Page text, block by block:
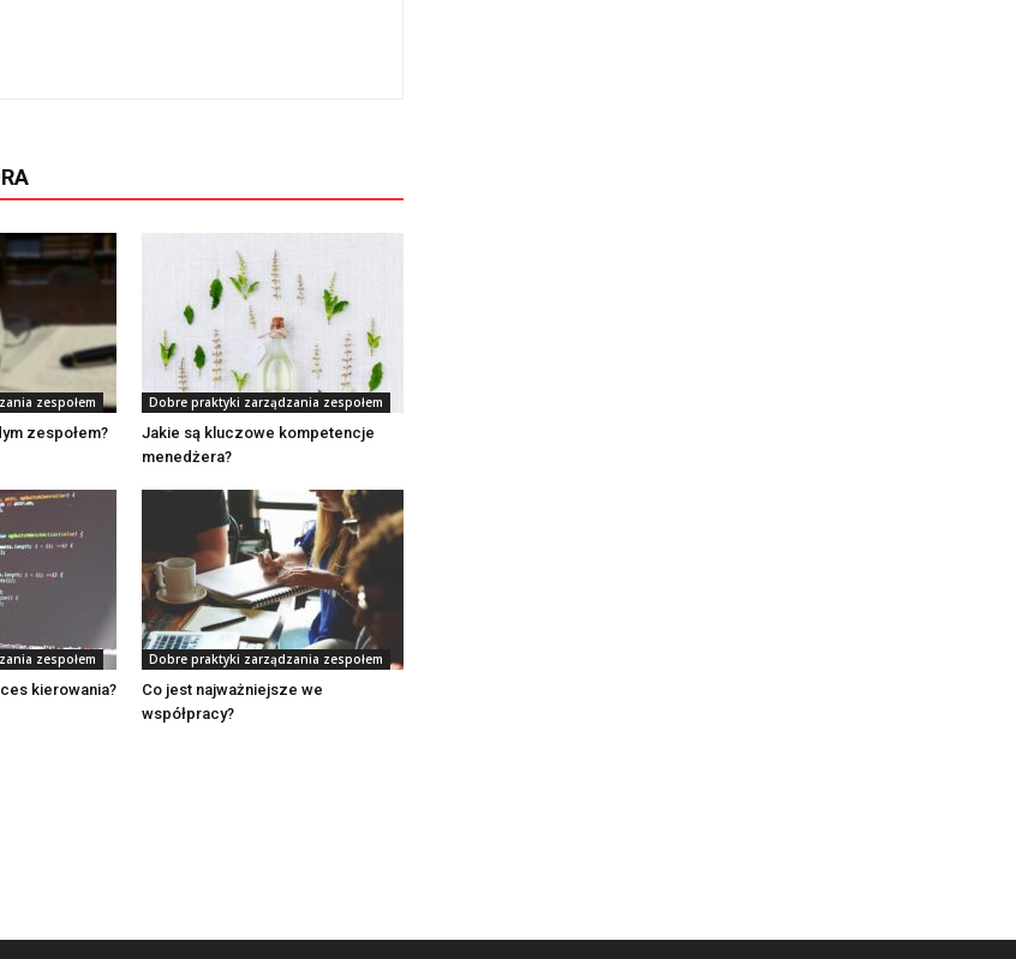
zespołem
zespołem?
Dobre praktyki zarządzania zespołem
Jakie są kluczowe kompetencje
menedżera?
zespołem
kierowania?
Dobre praktyki zarządzania zespołem
Co jest najważniejsze we
współpracy?